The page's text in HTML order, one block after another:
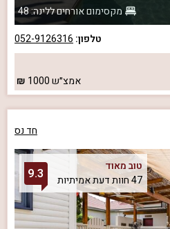
מקסימום אורחים ללינה: 48
טלפון: 052-9126316
אמצ״ש1000
חד נס
טוב מאוד
47 חוות דעת אמיתיות
9.3